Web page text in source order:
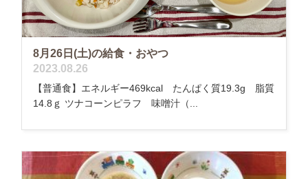
8月26日(土)の給食・おやつ
2023.08.26
【普通食】エネルギー469kcal たんぱく質19.3g 脂質
14.8ｇ ツナコーンピラフ 味噌汁（...